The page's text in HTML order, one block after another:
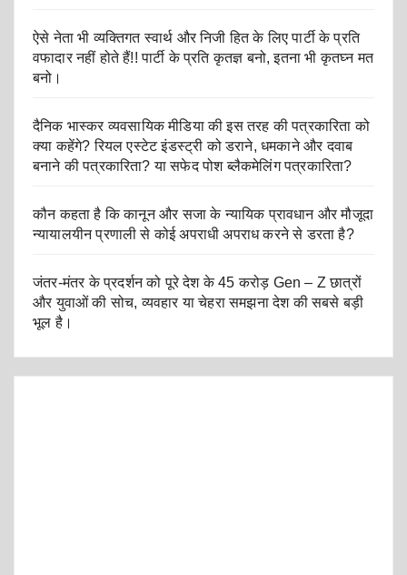
ऐसे नेता भी व्यक्तिगत स्वार्थ और निजी हित के लिए पार्टी के प्रति
वफादार नहीं होते हैं!! पार्टी के प्रति कृतज्ञ बनो, इतना भी कृतघ्न मत
बनो।
दैनिक भास्कर व्यवसायिक मीडिया की इस तरह की पत्रकारिता को
क्या कहेंगे? रियल एस्टेट इंडस्ट्री को डराने, धमकाने और दवाब
बनाने की पत्रकारिता? या सफेद पोश ब्लैकमेलिंग पत्रकारिता?
कौन कहता है कि कानून और सजा के न्यायिक प्रावधान और मौजूदा
न्यायालयीन प्रणाली से कोई अपराधी अपराध करने से डरता है?
जंतर-मंतर के प्रदर्शन को पूरे देश के 45 करोड़ Gen – Z छात्रों
और युवाओं की सोच, व्यवहार या चेहरा समझना देश की सबसे बड़ी
भूल है।